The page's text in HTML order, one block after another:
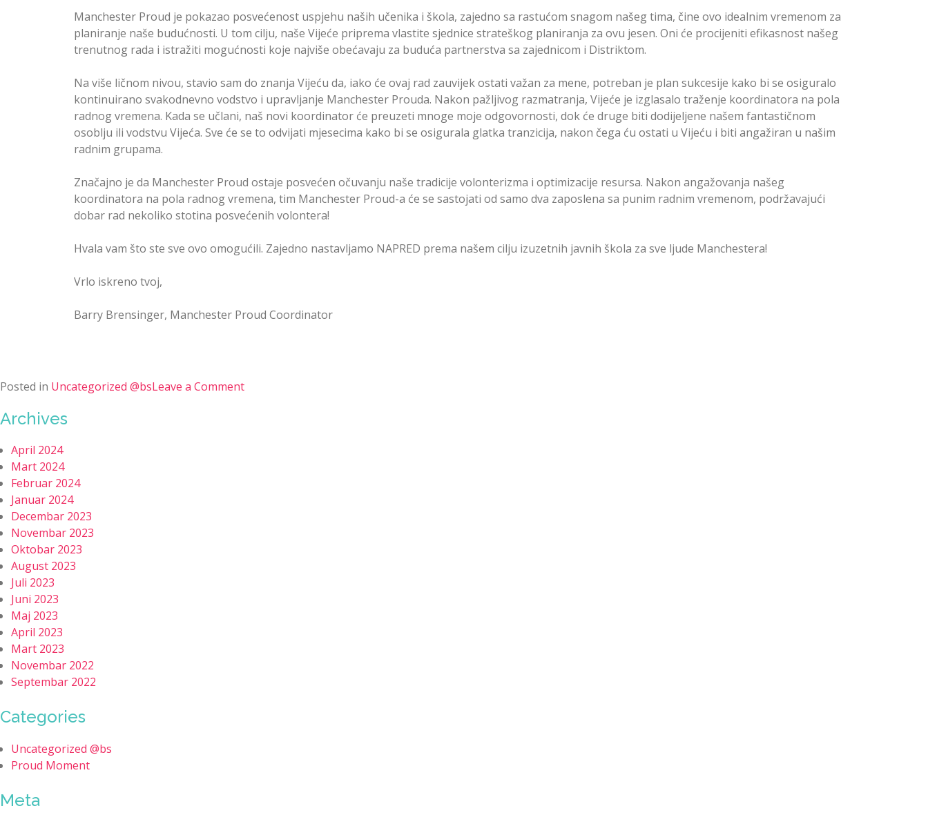
Manchester Proud je pokazao posvećenost uspjehu naših učenika i škola, zajedno sa rastućom snagom našeg tima, čine ovo idealnim vremenom za
planiranje naše budućnosti. U tom cilju, naše Vijeće priprema vlastite sjednice strateškog planiranja za ovu jesen. Oni će procijeniti efikasnost našeg
trenutnog rada i istražiti mogućnosti koje najviše obećavaju za buduća partnerstva sa zajednicom i Distriktom.
Na više ličnom nivou, stavio sam do znanja Vijeću da, iako će ovaj rad zauvijek ostati važan za mene, potreban je plan sukcesije kako bi se osiguralo
kontinuirano svakodnevno vodstvo i upravljanje Manchester Prouda. Nakon pažljivog razmatranja, Vijeće je izglasalo traženje koordinatora na pola
radnog vremena. Kada se učlani, naš novi koordinator će preuzeti mnoge moje odgovornosti, dok će druge biti dodijeljene našem fantastičnom
osoblju ili vodstvu Vijeća. Sve će se to odvijati mjesecima kako bi se osigurala glatka tranzicija, nakon čega ću ostati u Vijeću i biti angažiran u našim
radnim grupama.
Značajno je da Manchester Proud ostaje posvećen očuvanju naše tradicije volonterizma i optimizacije resursa. Nakon angažovanja našeg
koordinatora na pola radnog vremena, tim Manchester Proud-a će se sastojati od samo dva zaposlena sa punim radnim vremenom, podržavajući
dobar rad nekoliko stotina posvećenih volontera!
Hvala vam što ste sve ovo omogućili. Zajedno nastavljamo NAPRED prema našem cilju izuzetnih javnih škola za sve ljude Manchestera!
Vrlo iskreno tvoj,
Barry Brensinger, Manchester Proud Coordinator
Posted in Uncategorized @bsLeave a Comment
Archives
April 2024
Mart 2024
Februar 2024
Januar 2024
Decembar 2023
Novembar 2023
Oktobar 2023
August 2023
Juli 2023
Juni 2023
Maj 2023
April 2023
Mart 2023
Novembar 2022
Septembar 2022
Categories
Uncategorized @bs
Proud Moment
Meta